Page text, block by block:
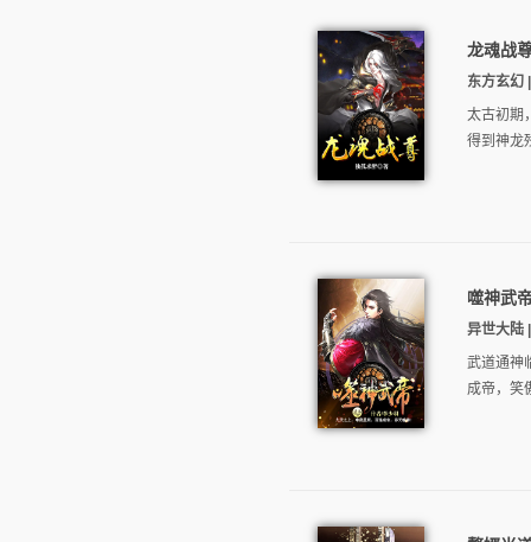
龙魂战
东方玄幻
太古初期
得到神龙
噬神武
异世大陆
武道通神
成帝，笑